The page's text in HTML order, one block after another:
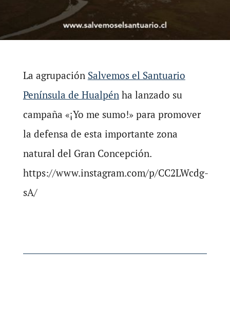
La agrupación Salvemos el Santuario
Península de Hualpénha lanzado su
campaña «¡Yo me sumo!» para promover
la defensa de esta importante zona
natural del Gran Concepción.
https://www.instagram.com/p/CC2LWcdg-
sA/